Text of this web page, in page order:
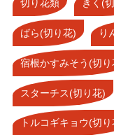
切り花類 きく(
ばら(切り花) り
宿根かすみそう(切り
スターチス(切り花)
トルコギキョウ(切り